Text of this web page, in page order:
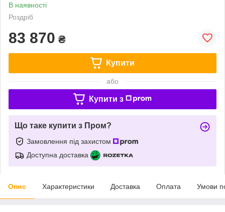
В наявності
Роздріб
83 870 ₴
Купити
або
Купити з
Що таке купити з Пром?
Замовлення під захистом
Доступна доставка
Опис Характеристики Доставка Оплата Умови